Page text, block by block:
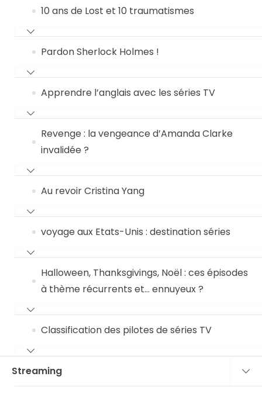
10 ans de Lost et 10 traumatismes
Pardon Sherlock Holmes !
Apprendre l’anglais avec les séries TV
Revenge : la vengeance d’Amanda Clarke
invalidée ?
Au revoir Cristina Yang
voyage aux Etats-Unis : destination séries
Halloween, Thanksgivings, Noël : ces épisodes
à thème récurrents et… ennuyeux ?
Classification des pilotes de séries TV
Streaming